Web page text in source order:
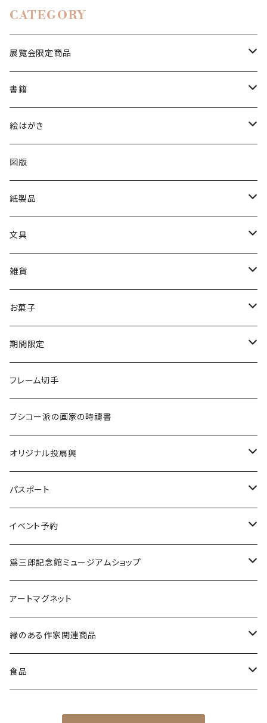
CATEGORY
展覧会限定商品
絵はがき
2024印象派展
2025日本画家 長谷川喜久展
陶磁器
図録
出品作家商品
カレンダー
メガネ拭き
クリアファイル
2024印象派展
書籍
図録
冊子
絵はがき
所蔵品絵はがき
日本画
洋画
分館爲三郎記念館絵はがき
展覧会限定
印象派展
山本眞輔・澄江・真希展2026
図版
紙製品
一筆箋
その他
文具
筆記用具
クリアファイル
リングノート（A5サイズ）
一筆箋
ブックマーク
雑貨
あぶらとり紙
懐紙
ストラップ
ハンカチ
マグネット
缶バッジ
各種ケース
ミラー
掛軸たとう
縦型
横型
茶筅
マグ茶筅
その他
お菓子
7D
ドライマンゴー
チョコレートマンゴー
７D
スペシャルティコーヒー
焼き菓子
水
期間限定
受注生産
フレーム切手
ブシコー派の画家の時禱書
オリジナル投扇興
投扇興セット（道具一式）
投扇興 扇子2本セット
パスポート
新規
更新
イベント予約
弘法市の日に巡る 覚王山・城山 歴史文化と美術散策
11月21日（金）
12月21日（日）
爲三郎記念館ミュージアムショップ
季節の商品
茶道具
アートマグネット
縁のある作家関連商品
一筆箋
食品